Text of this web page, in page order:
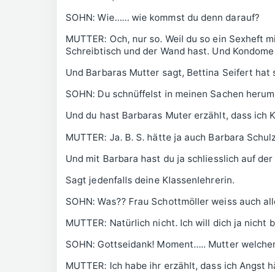
SOHN: Wie…… wie kommst du denn darauf?
MUTTER: Och, nur so. Weil du so ein Sexheft
Schreibtisch und der Wand hast. Und
Und Barbaras Mutter sagt, Bettina Seifert hat
SOHN: Du schnüffelst in meinen Sachen
Und du hast Barbaras Muter erzählt, dass ich
MUTTER: Ja. B. S. hätte ja auch Barbara
Und mit Barbara hast du ja schliesslich auf
Sagt jedenfalls deine Klassenlehrerin.
SOHN: Was?? Frau Schottmöller weiss auch
MUTTER: Natürlich nicht. Ich will dich ja nicht
SOHN: Gottseidank! Moment….. Mutter
MUTTER: Ich habe ihr erzählt, dass ich Angst